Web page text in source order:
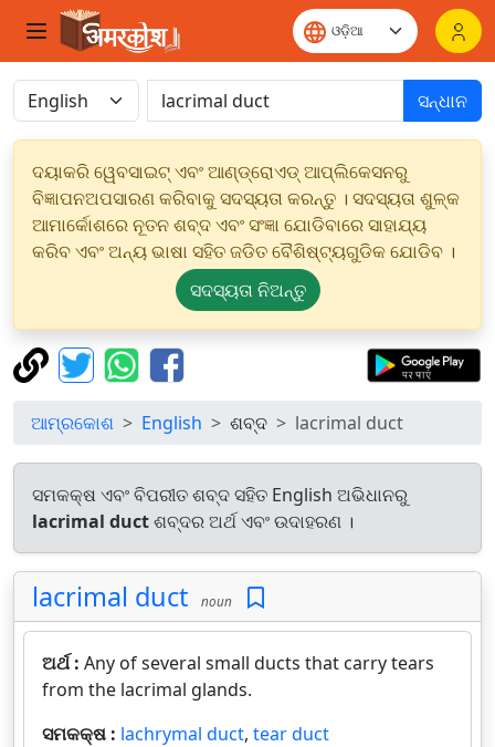
ସନ୍ଧାନ
ଦୟାକରି ୱେବସାଇଟ୍ ଏବଂ ଆଣ୍ଡ୍ରୋଏଡ୍ ଆପ୍ଲିକେସନରୁ
ବିଜ୍ଞାପନଅପସାରଣ କରିବାକୁ ସଦସ୍ୟତା କରନ୍ତୁ । ସଦସ୍ୟତା ଶୁଳ୍କ
ଆମାର୍କୋଶରେ ନୂତନ ଶବ୍ଦ ଏବଂ ସଂଜ୍ଞା ଯୋଡିବାରେ ସାହାଯ୍ୟ
କରିବ ଏବଂ ଅନ୍ୟ ଭାଷା ସହିତ ଜଡିତ ବୈଶିଷ୍ଟ୍ୟଗୁଡିକ ଯୋଡିବ ।
ସଦସ୍ୟତା ନିଅନ୍ତୁ
ଆମ୍ରକୋଶ English ଶବ୍ଦ lacrimal duct
ସମକକ୍ଷ ଏବଂ ବିପରୀତ ଶବ୍ଦ ସହିତ English ଅଭିଧାନରୁ
lacrimal ductଶବ୍ଦର ଅର୍ଥ ଏବଂ ଉଦାହରଣ ।
lacrimal duct noun
ଅର୍ଥ : Any of several small ducts that carry tears
from the lacrimal glands.
ସମକକ୍ଷ : lachrymal duct, tear duct